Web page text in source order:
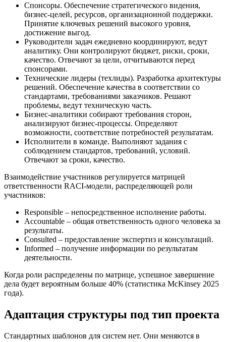
Спонсоры. Обеспечение стратегического видения,
бизнес-целей, ресурсов, организационной поддержки.
Принятие ключевых решений высокого уровня,
достижение выгод.
Руководители задач ежедневно координируют, ведут
аналитику. Они контролируют бюджет, риски, сроки,
качество. Отвечают за цели, отчитываются перед
спонсорами.
Технические лидеры (техлиды). Разработка архитектуры
решений. Обеспечение качества в соответствии со
стандартами, требованиями заказчиков. Решают
проблемы, ведут техническую часть.
Бизнес-аналитики собирают требования сторон,
анализируют бизнес-процессы. Определяют
возможности, соответствие потребностей результатам.
Исполнители в команде. Выполняют задания с
соблюдением стандартов, требований, условий.
Отвечают за сроки, качество.
Взаимодействие участников регулируется матрицей
ответственности RACI-модели, распределяющей роли
участников:
Responsible – непосредственное исполнение работы.
Accountable – общая ответственность одного человека за
результаты.
Consulted – предоставление экспертиз и консультаций.
Informed – получение информации по результатам
деятельности.
Когда роли распределены по матрице, успешное завершение
дела будет вероятным больше 40% (статистика McKinsey 2025
года).
Адаптация структуры под тип проекта
Стандартных шаблонов для систем нет. Они меняются в